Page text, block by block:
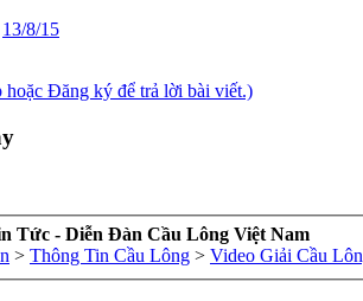
13/8/15
hoặc Đăng ký để trả lời bài viết.)
Tức - Diễn Đàn Cầu Lông Việt Nam
> Thông Tin Cầu Lông > Video Giải Cầu